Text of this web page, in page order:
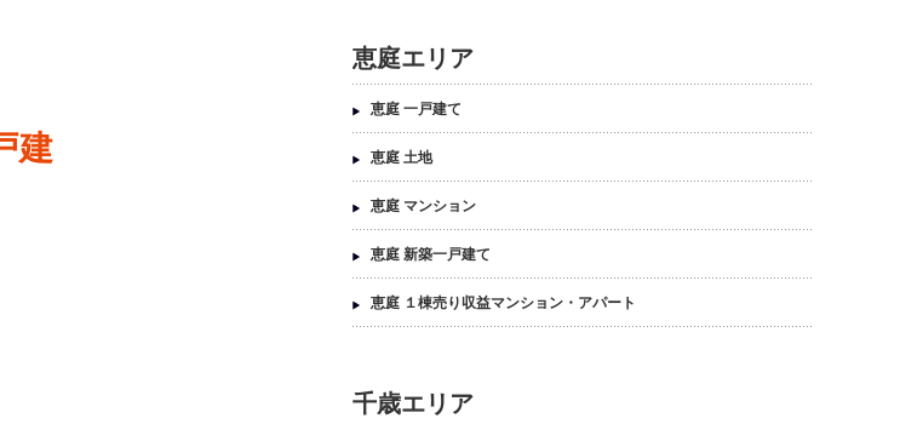
建
恵庭エリア
恵庭 一戸建て
恵庭 土地
恵庭 マンション
恵庭 新築一戸建て
恵庭 １棟売り収益マンション・アパート
千歳エリア